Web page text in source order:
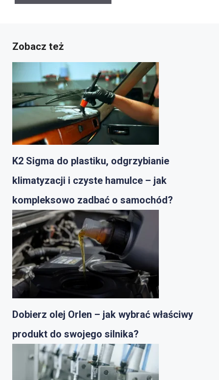
Zobacz też
K2 Sigma do plastiku, odgrzybianie
klimatyzacji i czyste hamulce – jak
kompleksowo zadbać o samochód?
Dobierz olej Orlen – jak wybrać właściwy
produkt do swojego silnika?